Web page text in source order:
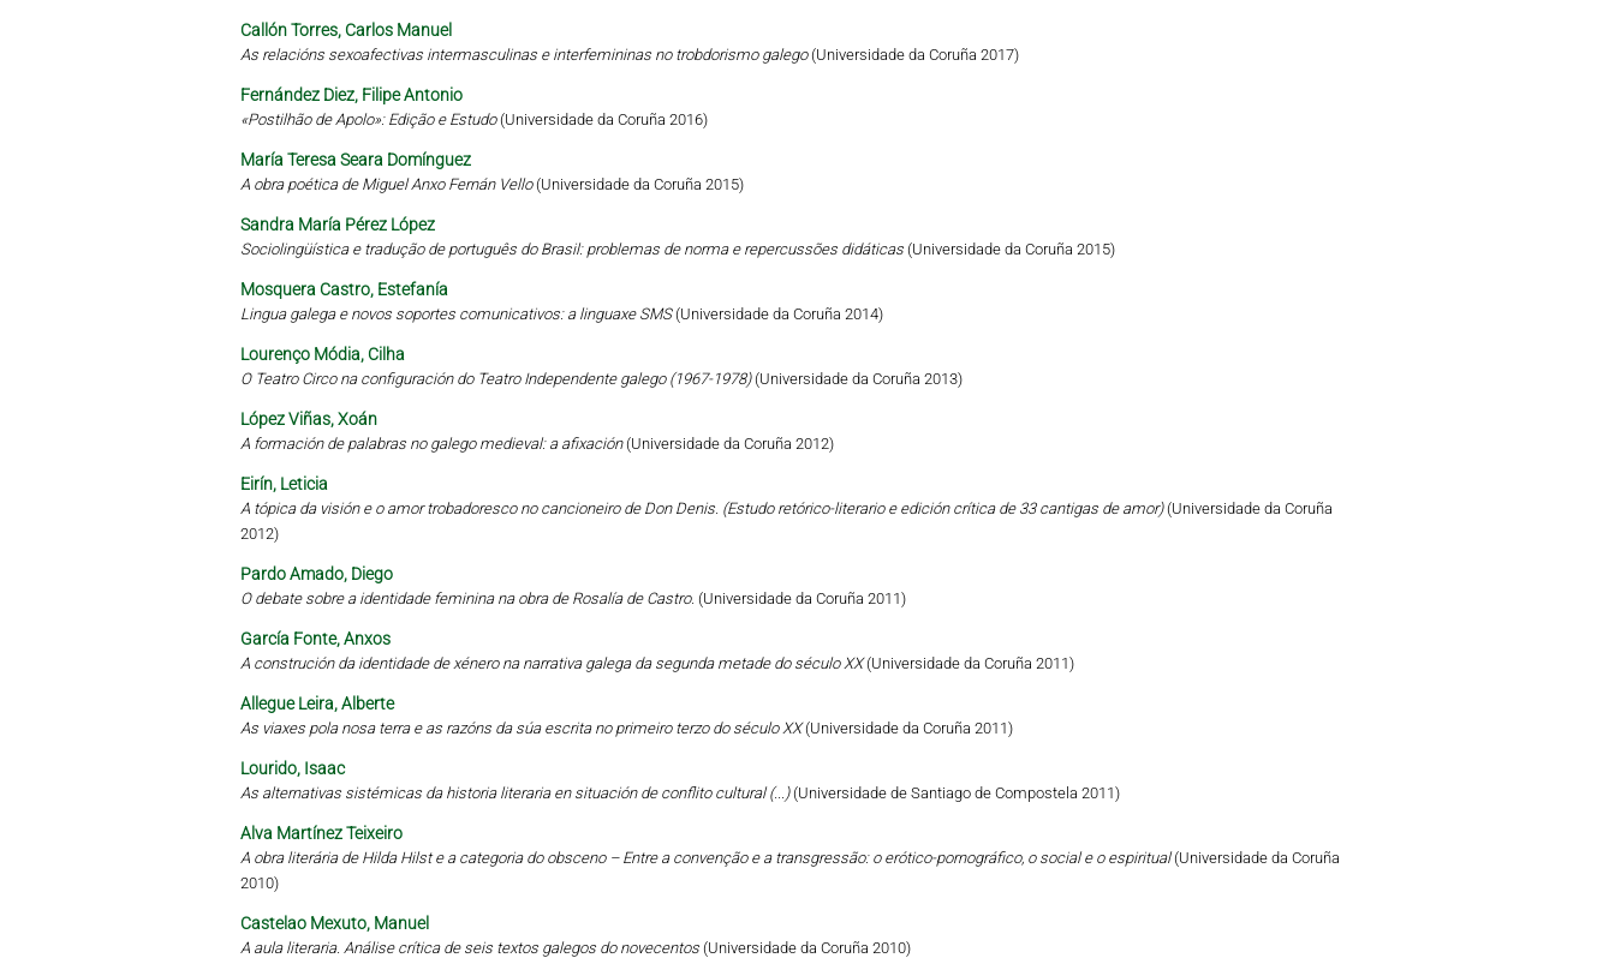
Callón Torres, Carlos Manuel
As relacións sexoafectivas intermasculinas e interfemininas no trobdorismo galego(Universidade da Coruña 2017)
Fernández Diez, Filipe Antonio
«Postilhão de Apolo»: Edição e Estudo(Universidade da Coruña 2016)
María Teresa Seara Domínguez
A obra poética de Miguel Anxo Fernán Vello(Universidade da Coruña 2015)
Sandra María Pérez López
Sociolingüística e tradução de português do Brasil: problemas de norma e repercussões didáticas (Universidade da Coruña 2015)
Mosquera Castro, Estefanía
Lingua galega e novos soportes comunicativos: a linguaxe SMS(Universidade da Coruña 2014)
Lourenço Módia, Cilha
O Teatro Circo na configuración do Teatro Independente galego (1967-1978)(Universidade da Coruña 2013)
López Viñas, Xoán
A formación de palabras no galego medieval: a afixación(Universidade da Coruña 2012)
Eirín, Leticia
A tópica da visión e o amor trobadoresco no cancioneiro de Don Denis. (Estudo retórico-literario e edición crítica de 33 cantigas de amor)(Universidade da Coruña
2012)
Pardo Amado, Diego
O debate sobre a identidade feminina na obra de Rosalía de Castro. (Universidade da Coruña 2011)
García Fonte, Anxos
A construción da identidade de xénero na narrativa galega da segunda metade do século XX(Universidade da Coruña 2011)
Allegue Leira, Alberte
As viaxes pola nosa terra e as razóns da súa escrita no primeiro terzo do século XX(Universidade da Coruña 2011)
Lourido, Isaac
As alternativas sistémicas da historia literaria en situación de conflito cultural (...)(Universidade de Santiago de Compostela 2011)
Alva Martínez Teixeiro
A obra literária de Hilda Hilst e a categoria do obsceno – Entre a convenção e a transgressão: o erótico-pornográfico, o social e o espiritual(Universidade da Coruña
2010)
Castelao Mexuto, Manuel
A aula literaria. Análise crítica de seis textos galegos do novecentos (Universidade da Coruña 2010)